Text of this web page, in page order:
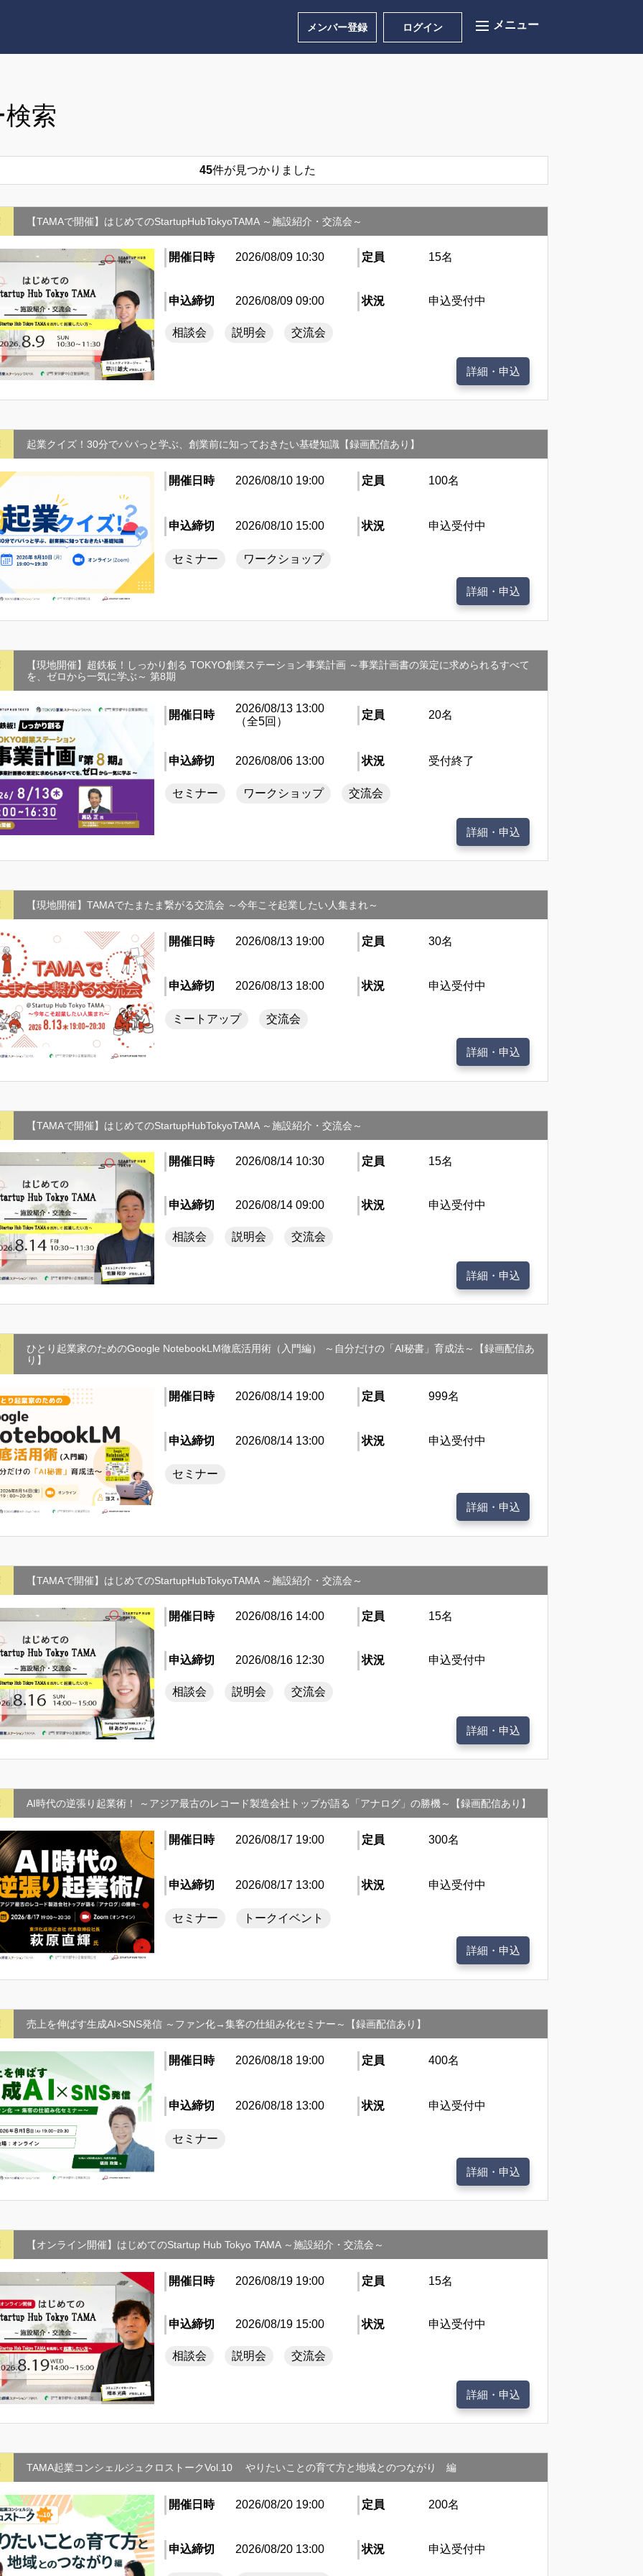
メンバー登録 ログイン
索
45件が見つかりました
【TAMAで開催】はじめてのStartupHubTokyoTAMA ～施設紹介・交流会～
開催日時 2026/08/09 10:30 定員 15名
申込締切 2026/08/09 09:00 状況 申込受付中
相談会 説明会 交流会
詳細・申込
起業クイズ！30分でパパっと学ぶ、創業前に知っておきたい基礎知識【録画配信あり】
開催日時 2026/08/10 19:00 定員 100名
申込締切 2026/08/10 15:00 状況 申込受付中
セミナー ワークショップ
詳細・申込
【現地開催】超鉄板！しっかり創る TOKYO創業ステーション事業計画 ～事業計画書の策定に求められるすべて
を、ゼロから一気に学ぶ～ 第8期
開催日時
2026/08/13 13:00
（全5回）
定員 20名
申込締切 2026/08/06 13:00 状況 受付終了
セミナー ワークショップ 交流会
詳細・申込
【現地開催】TAMAでたまたま繋がる交流会 ～今年こそ起業したい人集まれ～
開催日時 2026/08/13 19:00 定員 30名
申込締切 2026/08/13 18:00 状況 申込受付中
ミートアップ 交流会
詳細・申込
【TAMAで開催】はじめてのStartupHubTokyoTAMA ～施設紹介・交流会～
開催日時 2026/08/14 10:30 定員 15名
申込締切 2026/08/14 09:00 状況 申込受付中
相談会 説明会 交流会
詳細・申込
ひとり起業家のためのGoogle NotebookLM徹底活用術（入門編） ～自分だけの「AI秘書」育成法～【録画配信あ
り】
開催日時 2026/08/14 19:00 定員 999名
申込締切 2026/08/14 13:00 状況 申込受付中
セミナー
詳細・申込
【TAMAで開催】はじめてのStartupHubTokyoTAMA ～施設紹介・交流会～
開催日時 2026/08/16 14:00 定員 15名
申込締切 2026/08/16 12:30 状況 申込受付中
相談会 説明会 交流会
詳細・申込
AI時代の逆張り起業術！ ～アジア最古のレコード製造会社トップが語る「アナログ」の勝機～【録画配信あり】
開催日時 2026/08/17 19:00 定員 300名
申込締切 2026/08/17 13:00 状況 申込受付中
セミナー トークイベント
詳細・申込
売上を伸ばす生成AI×SNS発信 ～ファン化→集客の仕組み化セミナー～【録画配信あり】
開催日時 2026/08/18 19:00 定員 400名
申込締切 2026/08/18 13:00 状況 申込受付中
セミナー
詳細・申込
【オンライン開催】はじめてのStartup Hub Tokyo TAMA ～施設紹介・交流会～
開催日時 2026/08/19 19:00 定員 15名
申込締切 2026/08/19 15:00 状況 申込受付中
相談会 説明会 交流会
詳細・申込
TAMA起業コンシェルジュクロストークVol.10 やりたいことの育て方と地域とのつながり 編
開催日時 2026/08/20 19:00 定員 200名
申込締切 2026/08/20 13:00 状況 申込受付中